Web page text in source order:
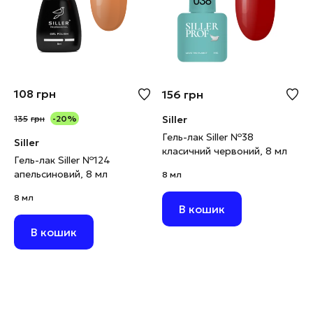
108 грн
135 грн -20%
Siller
Гель-лак Siller №124
апельсиновий, 8 мл
8 мл
В кошик
156 грн
Siller
Гель-лак Siller №38
класичний червоний, 8 мл
8 мл
В кошик